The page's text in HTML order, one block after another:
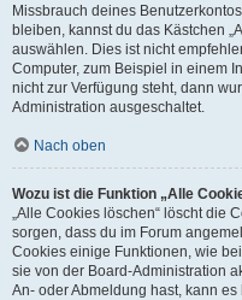
Missbrauch deines
bleiben, kannst du das Kästchen
auswählen. Dies ist nicht
Computer, zum Beispiel in einem
nicht zur Verfügung steht, dann
Administration ausgeschaltet.
Nach oben
Wozu ist die Funktion „Alle
„Alle Cookies löschen“ löscht die
sorgen, dass du im Forum
Cookies einige Funktionen, wie
sie von der Board-Administration
An- oder Abmeldung hast, kann